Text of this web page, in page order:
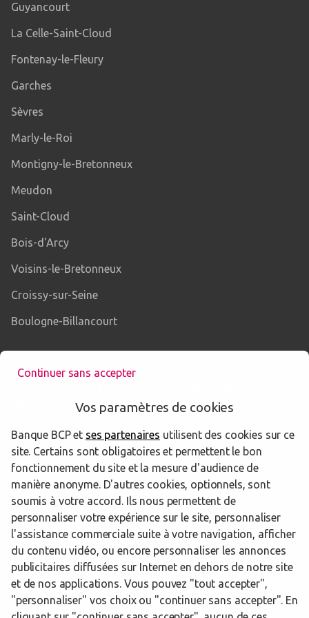
Guyancourt
La Celle-Saint-Cloud
Fontenay-le-Fleury
Garches
Sèvres
Marly-le-Roi
Montigny-le-Bretonneux
Meudon
Saint-Cloud
Bois-d'Arcy
Voisins-le-Bretonneux
Croissy-sur-Seine
Boulogne-Billancourt
départements limitrophes
91 Essonne
92 Hauts-de-Seine
95 Val-d'Oise
Trouver une agence Banque BCP Yvelines Versailles
Powered by
Continuer sans accepter
Vos paramètres de cookies
Banque BCP et ses partenaires utilisent des cookies sur ce
site. Certains sont obligatoires et permettent le bon
fonctionnement du site et la mesure d'audience de
manière anonyme. D'autres cookies, optionnels, sont
soumis à votre accord. Ils nous permettent de
personnaliser votre expérience sur le site, personnaliser
l'assistance commerciale suite à votre navigation, afficher
du contenu vidéo, ou encore personnaliser les annonces
publicitaires diffusées sur Internet en dehors de notre site
et de nos applications. Vous pouvez "tout accepter",
"personnaliser" vos choix ou "continuer sans accepter". En